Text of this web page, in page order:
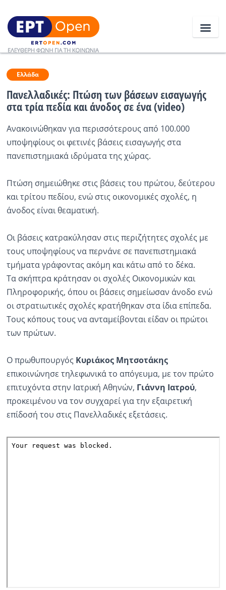
Ειδήσεις
Ελλάδα
Κοινωνία
Πολιτική
Αθλητικά
Κόσμος
Ραδιόφωνο LIVE
Εκπομπές
Πολιτισμός
Ελλάδα
Πανελλαδικές: Πτώση των βάσεων εισαγωγής
στα τρία πεδία και άνοδος σε ένα (video)
Ανακοινώθηκαν για περισσότερους από 100.000
υποψηφίους οι φετινές βάσεις εισαγωγής στα
πανεπιστημιακά ιδρύματα της χώρας.
Πτώση σημειώθηκε στις βάσεις του πρώτου, δεύτερου
και τρίτου πεδίου, ενώ στις οικονομικές σχολές, η
άνοδος είναι θεαματική.
Οι βάσεις κατρακύλησαν στις περιζήτητες σχολές με
τους υποψηφίους να περνάνε σε πανεπιστημιακά
τμήματα γράφοντας ακόμη και κάτω από το δέκα.
Τα σκήπτρα κράτησαν οι σχολές Οικονομικών και
Πληροφορικής, όπου οι βάσεις σημείωσαν άνοδο ενώ
οι στρατιωτικές σχολές κρατήθηκαν στα ίδια επίπεδα.
Τους κόπους τους να ανταμείβονται είδαν οι πρώτοι
των πρώτων.
Ο πρωθυπουργός Κυριάκος Μητσοτάκης
επικοινώνησε τηλεφωνικά το απόγευμα, με τον πρώτο
επιτυχόντα στην Ιατρική Αθηνών, Γιάννη Ιατρού,
προκειμένου να τον συγχαρεί για την εξαιρετική
επίδοσή του στις Πανελλαδικές εξετάσεις.